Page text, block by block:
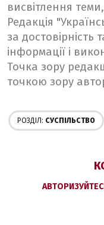
висвітлення
Редакція
за достовірність
інформації і
Точка зору
точкою зору
РОЗДІЛ: СУСПІЛЬСТВО